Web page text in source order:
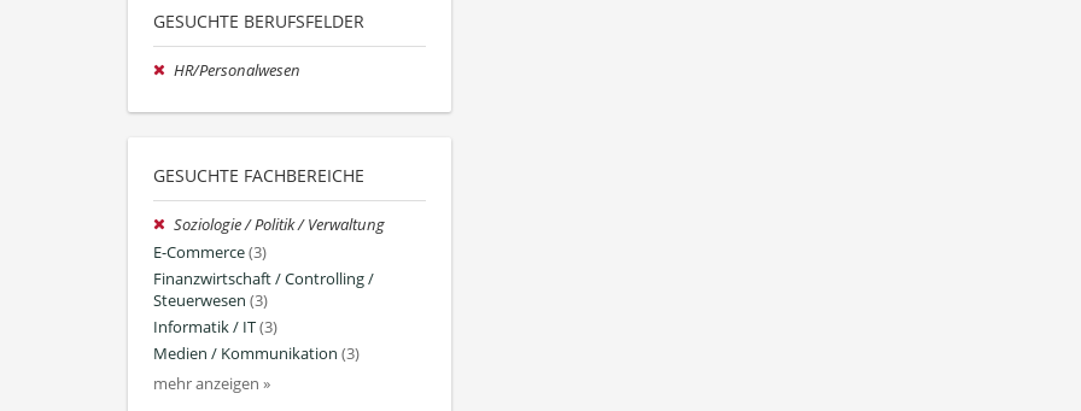
GESUCHTE BERUFSFELDER
HR/Personalwesen
GESUCHTE FACHBEREICHE
Soziologie / Politik / Verwaltung
E-Commerce(3)
Finanzwirtschaft / Controlling /
Steuerwesen (3)
Informatik / IT(3)
Medien / Kommunikation (3)
mehr anzeigen »